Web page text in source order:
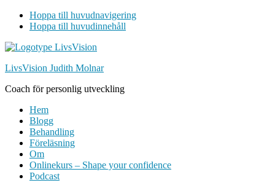
Hoppa till huvudnavigering
Hoppa till huvudinnehåll
LivsVision Judith Molnar
Coach för personlig utveckling
Hem
Blogg
Behandling
Föreläsning
Om
Onlinekurs – Shape your confidence
Podcast